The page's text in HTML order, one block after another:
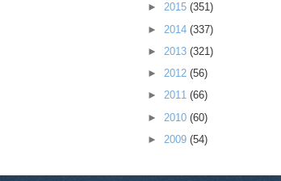
► 2015 (351)
► 2014 (337)
► 2013 (321)
► 2012 (56)
► 2011 (66)
► 2010 (60)
► 2009 (54)